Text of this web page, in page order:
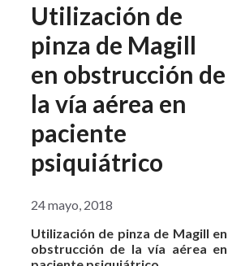
Utilización de
pinza de Magill
en obstrucción de
la vía aérea en
paciente
psiquiátrico
24 mayo, 2018
Utilización de pinza de Magill en
obstrucción de la vía aérea en